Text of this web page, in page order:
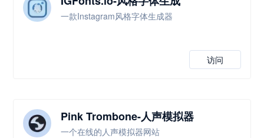
一款Instagram风格字体生成器
访问
Pink Trombone-人声模拟器
一个在线的人声模拟器网站